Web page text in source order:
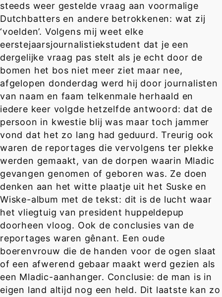
steeds weer gestelde vraag aan voormalige
Dutchbatters en andere betrokkenen: wat zij
‘voelden’. Volgens mij weet elke
eerstejaarsjournalistiekstudent dat je een
dergelijke vraag pas stelt als je echt door de
bomen het bos niet meer ziet maar nee,
afgelopen donderdag werd hij door journalisten
van naam en faam telkenmale herhaald en
iedere keer volgde hetzelfde antwoord: dat de
persoon in kwestie blij was maar toch jammer
vond dat het zo lang had geduurd. Treurig ook
waren de reportages die vervolgens ter plekke
werden gemaakt, van de dorpen waarin Mladic
gevangen genomen of geboren was. Ze doen
denken aan het witte plaatje uit het Suske en
Wiske-album met de tekst: dit is de lucht waar
het vliegtuig van president huppeldepup
doorheen vloog. Ook de conclusies van de
reportages waren gênant. Een oude
boerenvrouw die de handen voor de ogen slaat
of een afwerend gebaar maakt werd gezien als
een Mladic-aanhanger. Conclusie: de man is in
eigen land altijd nog een held. Dit laatste kan zo